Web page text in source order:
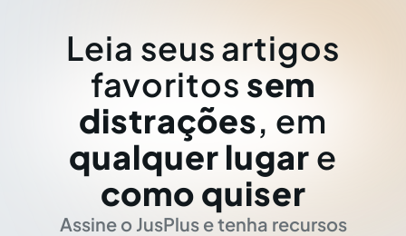
Leia seus artigos
favoritos sem
distrações, em
qualquer lugar e
como quiser
Assine o JusPlus e tenha recursos